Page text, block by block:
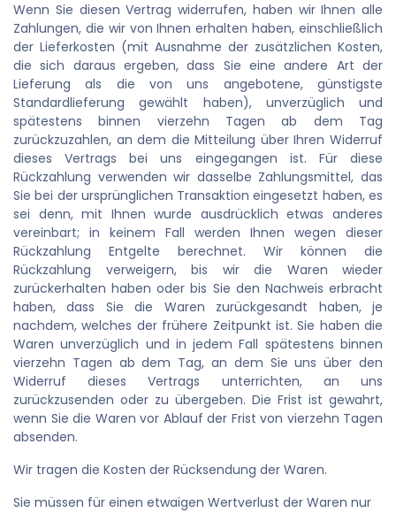
Wenn Sie diesen Vertrag widerrufen, haben wir Ihnen alle
Zahlungen, die wir von Ihnen erhalten haben, einschließlich
der Lieferkosten (mit Ausnahme der zusätzlichen Kosten,
die sich daraus ergeben, dass Sie eine andere Art der
Lieferung als die von uns angebotene, günstigste
Standardlieferung gewählt haben), unverzüglich und
spätestens binnen vierzehn Tagen ab dem Tag
zurückzuzahlen, an dem die Mitteilung über Ihren Widerruf
dieses Vertrags bei uns eingegangen ist. Für diese
Rückzahlung verwenden wir dasselbe Zahlungsmittel, das
Sie bei der ursprünglichen Transaktion eingesetzt haben, es
sei denn, mit Ihnen wurde ausdrücklich etwas anderes
vereinbart; in keinem Fall werden Ihnen wegen dieser
Rückzahlung Entgelte berechnet. Wir können die
Rückzahlung verweigern, bis wir die Waren wieder
zurückerhalten haben oder bis Sie den Nachweis erbracht
haben, dass Sie die Waren zurückgesandt haben, je
nachdem, welches der frühere Zeitpunkt ist. Sie haben die
Waren unverzüglich und in jedem Fall spätestens binnen
vierzehn Tagen ab dem Tag, an dem Sie uns über den
Widerruf dieses Vertrags unterrichten, an uns
zurückzusenden oder zu übergeben. Die Frist ist gewahrt,
wenn Sie die Waren vor Ablauf der Frist von vierzehn Tagen
absenden.
Wir tragen die Kosten der Rücksendung der Waren.
Sie müssen für einen etwaigen Wertverlust der Waren nur